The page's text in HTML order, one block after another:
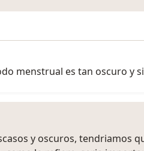
menstrual es tan oscuro y
y oscuros, tendriamos